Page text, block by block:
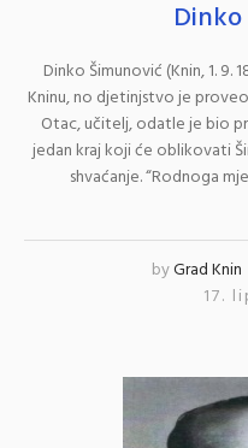
Dinko Šimunović (Knin, 1. 9.
Kninu, no djetinjstvo je
Otac, učitelj, odatle je bio
jedan kraj koji će oblikovati
shvaćanje. “Rodnoga
byGrad Knin
17.